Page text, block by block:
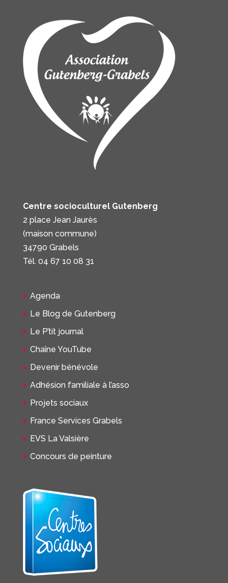
Centre socioculturel Gutenberg
2 place Jean Jaurès
(maison commune)
34790 Grabels
Tél. 04 67 10 08 31
Agenda
Le Blog de Gutenberg
Le P’tit journal
Chaîne YouTube
Devenir bénévole
Adhésion familiale à l’asso
Projets sociaux
France Services Grabels
EVS La Valsière
Concours de peinture